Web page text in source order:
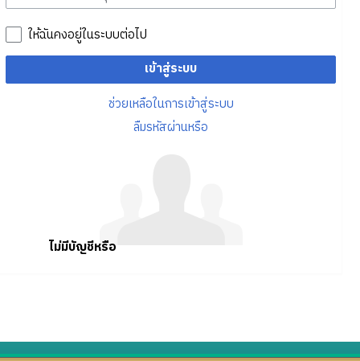
ให้ฉันคงอยู่ในระบบต่อไป
เข้าสู่ระบบ
ช่วยเหลือในการเข้าสู่ระบบ
ลืมรหัสผ่านหรือ
ไม่มีบัญชีหรือ